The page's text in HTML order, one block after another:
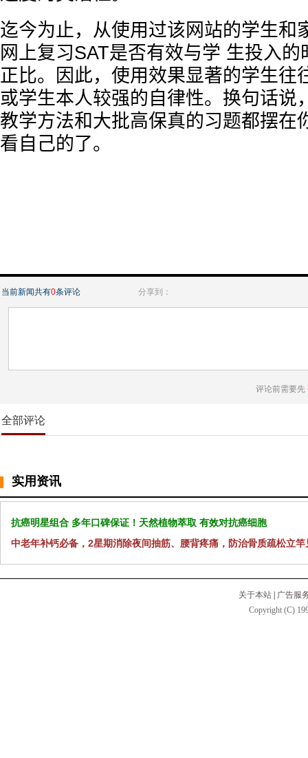
迄今为止，从使用过该网站的学生和
网上复习SAT是否有效与学 生投入
正比。因此，使用效果显著的学生往
或学生本人较强的自律性。换句话说
教学方法和大批高保真的习题都摆在
看自己的了。
当前新闻共有0条评论 分享到：
评论前需要先
全部评论
实用资讯
抗癌明星组合 多年口碑保证！天然植物萃取 有效对抗癌细胞
中老年补钙必备，2星期消除夜间抽筋、腰背疼痛，防治骨质疏松立竿
关于本站
广告服
Copyright (C)